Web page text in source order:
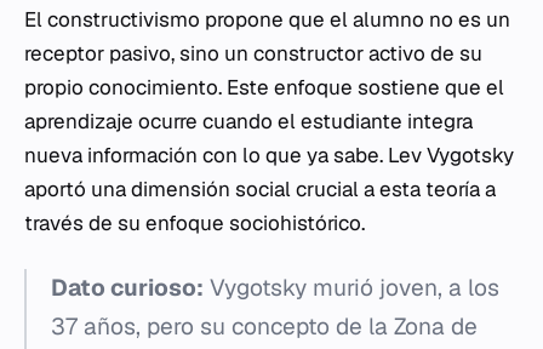
El constructivismo propone que el alumno no es un
receptor pasivo, sino un constructor activo de su
propio conocimiento. Este enfoque sostiene que el
aprendizaje ocurre cuando el estudiante integra
nueva información con lo que ya sabe. Lev Vygotsky
aportó una dimensión social crucial a esta teoría a
través de su enfoque sociohistórico.
Dato curioso: Vygotsky murió joven, a los
37 años, pero su concepto de la Zona de